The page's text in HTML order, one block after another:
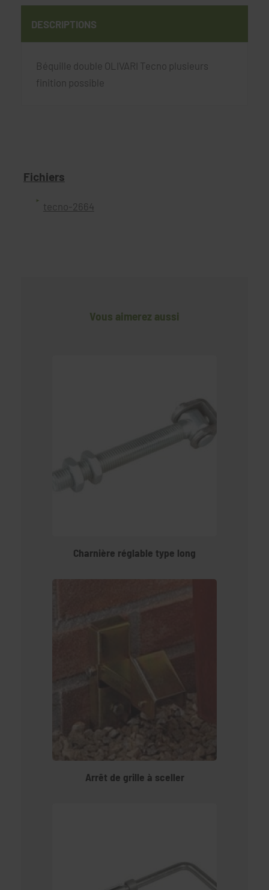
DESCRIPTIONS
Béquille double OLIVARI Tecno plusieurs
finition possible
Fichiers
tecno-2664
Vous aimerez aussi
Charnière réglable type long
Arrêt de grille à sceller